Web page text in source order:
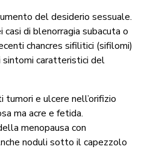
del desiderio sessuale.
casi di blenorragia subacuta o
chancres sifilitici (sifilomi)
sintomi caratteristici del
e ulcere nell’orifizio
ma acre e fetida.
menopausa con
noduli sotto il capezzolo